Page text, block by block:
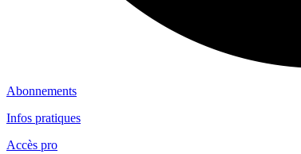
Abonnements
Infos pratiques
Accès pro